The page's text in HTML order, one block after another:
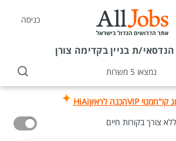
כניסה
הנדסאי/ת בניין בקדימה צורן
נמצאו 5 משרות
קו"חמנוי VIP הכנה לראיוןHiAi
צורך בקורות חיים